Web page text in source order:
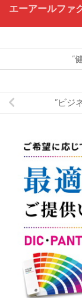
エーアールファ
“
”ビジ